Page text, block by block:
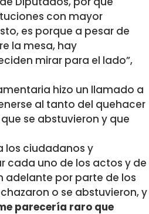
con mayor
es porque a pesar de
la mesa, hay
mirar para el lado”,
hizo un llamado a
al tanto del quehacer
se abstuvieron y que
los ciudadanos y
cada uno de los actos y de
adelante por parte de los
o se abstuvieron, y
parecería raro que